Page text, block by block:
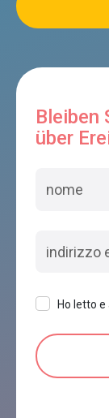
Bleiben
über
Ho letto